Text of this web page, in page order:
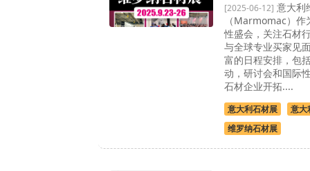
[2025-06-12] 意大利
（Marmomac）
性盛会，关注石材
与全球专业买家见
富的日程安排，包
动，研讨会和国际
石材企业开拓....
意大利石材展
意大
维罗纳石材展